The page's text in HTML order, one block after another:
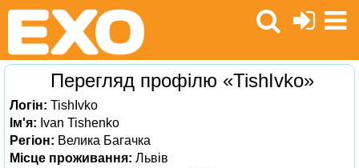
Перегляд профілю «TishIvko»
Логін: TishIvko
Ім'я: Ivan Tishenko
Регіон: Велика Багачка
Місце проживання: Львів